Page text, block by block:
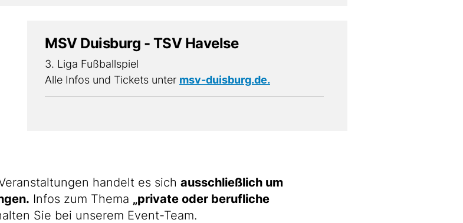
MSV Duisburg - TSV Havelse
3. Liga Fußballspiel
Alle Infos und Tickets unter msv-duisburg.de.
handelt es sich ausschließlich um
Infos zum Thema „private oder berufliche
Sie bei unserem Event-Team.